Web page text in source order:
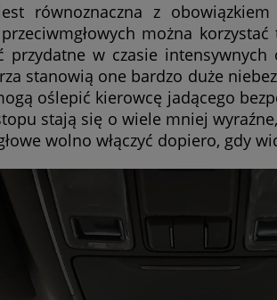
równoznaczna z obowiązkiem
można
przydatne w czasie
stanowią one bardzo duże
oślepić kierowcę jadącego
stają się o wiele mniej
wolno włączyć dopiero, gdy